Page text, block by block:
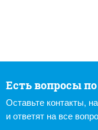
Есть вопросы
Оставьте контакты,
и ответят на все